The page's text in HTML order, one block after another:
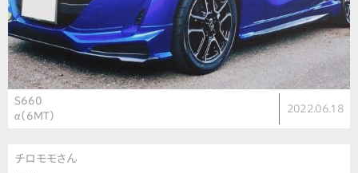
S660
α（6MT）
2022.06.18
チロモモさん